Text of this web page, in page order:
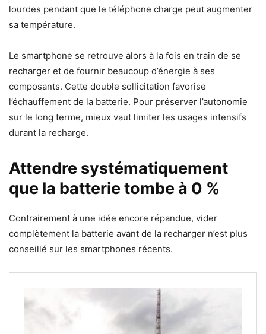
lourdes pendant que le téléphone charge peut augmenter
sa température.
Le smartphone se retrouve alors à la fois en train de se
recharger et de fournir beaucoup d’énergie à ses
composants. Cette double sollicitation favorise
l’échauffement de la batterie. Pour préserver l’autonomie
sur le long terme, mieux vaut limiter les usages intensifs
durant la recharge.
Attendre systématiquement
que la batterie tombe à 0 %
Contrairement à une idée encore répandue, vider
complètement la batterie avant de la recharger n’est plus
conseillé sur les smartphones récents.